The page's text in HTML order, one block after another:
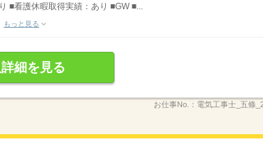
■看護休暇取得実績：あり ■GW ■...
もっと見る
細を見る
お仕事No.： 電気工事士_五條